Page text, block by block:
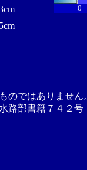
0
のではありませ
路部書籍７４２